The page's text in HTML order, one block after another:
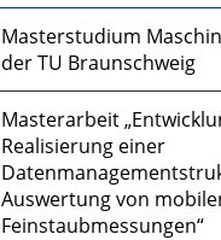
Masterstudium
der TU Braunschweig
Masterarbeit
Realisierung einer
Auswertung von
Feinstaubmessungen“